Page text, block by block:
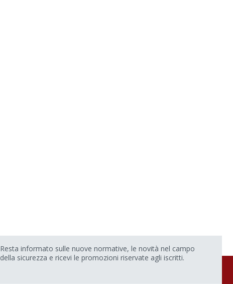
Resta informato sulle nuove normative, le novità nel campo
della sicurezza e ricevi le promozioni riservate agli iscritti.